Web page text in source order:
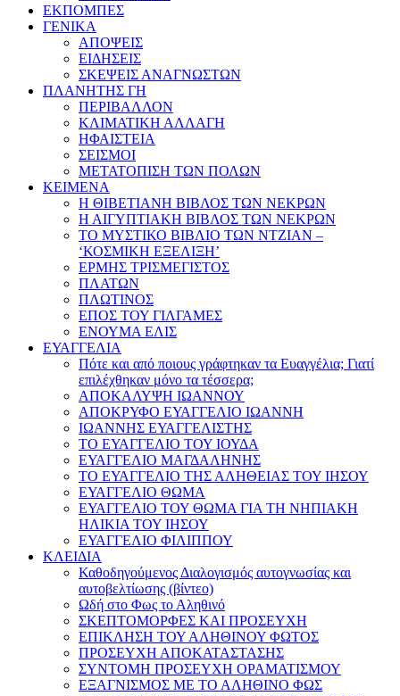
ΕΚΠΟΜΠΕΣ
ΓΕΝΙΚΑ
ΑΠΟΨΕΙΣ
ΕΙΔΗΣΕΙΣ
ΣΚΕΨΕΙΣ ΑΝΑΓΝΩΣΤΩΝ
ΠΛΑΝΗΤΗΣ ΓΗ
ΠΕΡΙΒΑΛΛΟΝ
ΚΛΙΜΑΤΙΚΗ ΑΛΛΑΓΗ
ΗΦΑΙΣΤΕΙΑ
ΣΕΙΣΜΟΙ
ΜΕΤΑΤΟΠΙΣΗ ΤΩΝ ΠΟΛΩΝ
ΚΕΙΜΕΝΑ
Η ΘΙΒΕΤΙΑΝΗ ΒΙΒΛΟΣ ΤΩΝ ΝΕΚΡΩΝ
Η ΑΙΓΥΠΤΙΑΚΗ ΒΙΒΛΟΣ ΤΩΝ ΝΕΚΡΩΝ
ΤΟ ΜΥΣΤΙΚΟ ΒΙΒΛΙΟ ΤΩΝ ΝΤΖΙΑΝ –
‘ΚΟΣΜΙΚΗ ΕΞΕΛΙΞΗ’
ΕΡΜΗΣ ΤΡΙΣΜΕΓΙΣΤΟΣ
ΠΛΑΤΩΝ
ΠΛΩΤΙΝΟΣ
ΕΠΟΣ ΤΟΥ ΓΙΛΓΑΜΕΣ
ΕΝΟΥΜΑ ΕΛΙΣ
ΕΥΑΓΓΕΛΙΑ
Πότε και από ποιους γράφτηκαν τα Ευαγγέλια; Γιατί
επιλέχθηκαν μόνο τα τέσσερα;
ΑΠΟΚΑΛΥΨΗ ΙΩΑΝΝΟΥ
ΑΠΟΚΡΥΦΟ ΕΥΑΓΓΕΛΙΟ ΙΩΑΝΝΗ
ΙΩΑΝΝΗΣ ΕΥΑΓΓΕΛΙΣΤΗΣ
ΤΟ ΕΥΑΓΓΕΛΙΟ ΤΟΥ ΙΟΥΔΑ
ΕΥΑΓΓΕΛΙΟ ΜΑΓΔΑΛΗΝΗΣ
ΤΟ ΕΥΑΓΓΕΛΙΟ ΤΗΣ ΑΛΗΘΕΙΑΣ ΤΟΥ ΙΗΣΟΥ
ΕΥΑΓΓΕΛΙΟ ΘΩΜΑ
ΕΥΑΓΓΕΛΙΟ ΤΟΥ ΘΩΜΑ ΓΙΑ ΤΗ ΝΗΠΙΑΚΗ
ΗΛΙΚΙΑ ΤΟΥ ΙΗΣΟΥ
ΕΥΑΓΓΕΛΙΟ ΦΙΛΙΠΠΟΥ
ΚΛΕΙΔΙΑ
Καθοδηγούμενος Διαλογισμός αυτογνωσίας και
αυτοβελτίωσης (βίντεο)
Ωδή στο Φως το Αληθινό
ΣΚΕΠΤΟΜΟΡΦΕΣ ΚΑΙ ΠΡΟΣΕΥΧΗ
ΕΠΙΚΛΗΣΗ ΤΟΥ ΑΛΗΘΙΝΟΥ ΦΩΤΟΣ
ΠΡΟΣΕΥΧΗ ΑΠΟΚΑΤΑΣΤΑΣΗΣ
ΣΥΝΤΟΜΗ ΠΡΟΣΕΥΧΗ ΟΡΑΜΑΤΙΣΜΟΥ
ΕΞΑΓΝΙΣΜΟΣ ΜΕ ΤΟ ΑΛΗΘΙΝΟ ΦΩΣ